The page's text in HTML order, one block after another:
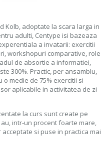
Kolb, adoptate la scara larga in
adulti, Centype isi bazeaza
a invatarii: exercitii
workshopuri comparative, role
de absortie a informatiei,
300%. Practic, per ansamblu,
medie de 75% exercitii si
aplicabile in activitatea de zi
la curs sunt create pe
intr-un procent foarte mare,
si puse in practica mai